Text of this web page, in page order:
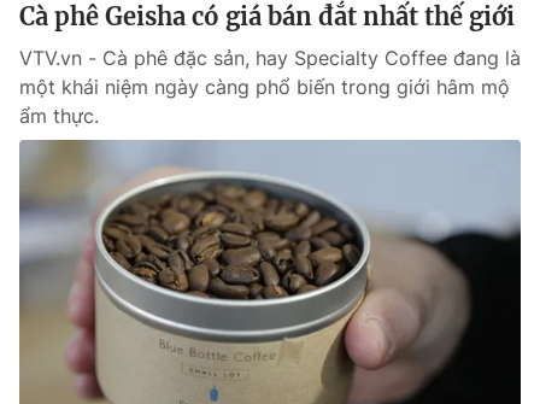
Cà phê Geisha có giá bán đắt nhất thế giới
VTV.vn - Cà phê đặc sản, hay Specialty Coffee đang là
một khái niệm ngày càng phổ biến trong giới hâm mộ
ẩm thực.